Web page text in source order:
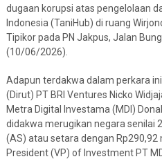
dugaan korupsi atas pengelolaan
Indonesia (TaniHub) di ruang
Tipikor pada PN Jakpus, Jalan
(10/06/2026).
Adapun terdakwa dalam perkara
(Dirut) PT BRI Ventures Nicko
Metra Digital Investama (MDI)
didakwa merugikan negara senilai
(AS) atau setara dengan Rp290,92
President (VP) of Investment PT